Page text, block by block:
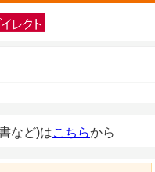
など)はこちらから